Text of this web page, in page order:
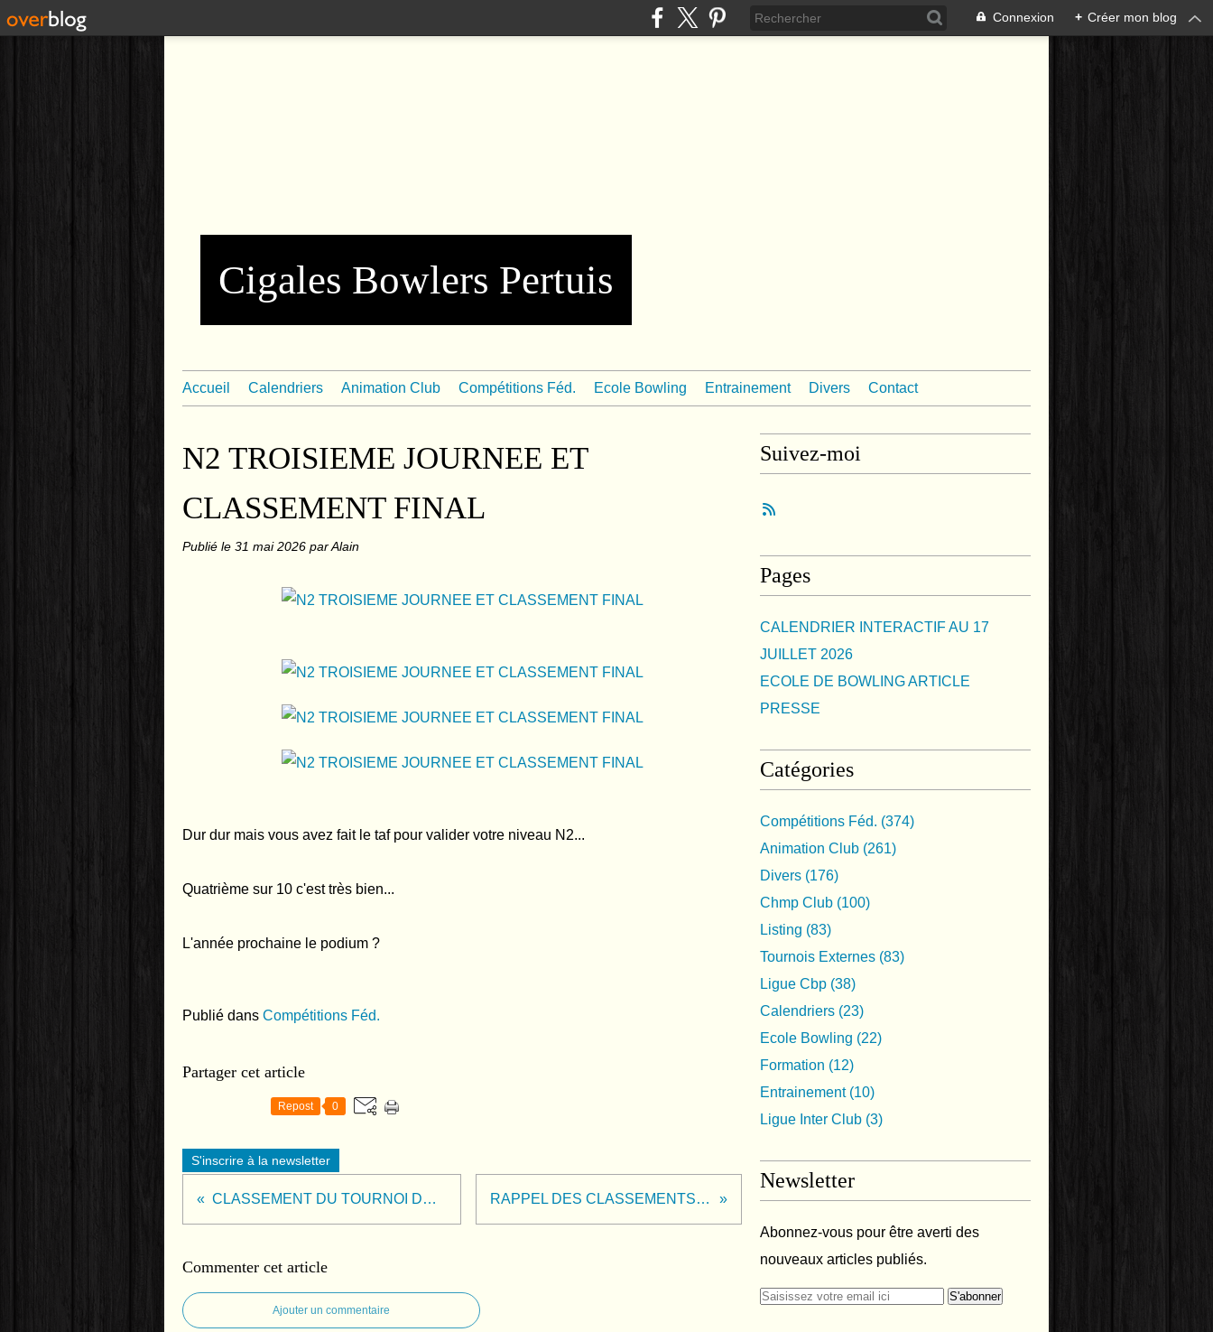
Connexion + Créer mon blog
Cigales Bowlers Pertuis
Accueil Calendriers Animation Club Compétitions Féd. Ecole Bowling Entrainement Divers Contact
N2 TROISIEME JOURNEE ET
CLASSEMENT FINAL
Publié le 31 mai 2026 par Alain
Dur dur mais vous avez fait le taf pour valider votre niveau N2...
Quatrième sur 10 c'est très bien...
L'année prochaine le podium ?
Publié dans Compétitions Féd.
Partager cet article
Repost 0
S'inscrire à la newsletter
CLASSEMENT DU TOURNOI DU DIMANCHE 24 MAI RAPPEL DES CLASSEMENTS CDC REGIONAUX
Commenter cet article
Ajouter un commentaire
Suivez-moi
Pages
CALENDRIER INTERACTIF AU 17
JUILLET 2026
ECOLE DE BOWLING ARTICLE
PRESSE
Catégories
Compétitions Féd. (374)
Animation Club (261)
Divers (176)
Chmp Club (100)
Listing (83)
Tournois Externes (83)
Ligue Cbp (38)
Calendriers (23)
Ecole Bowling (22)
Formation (12)
Entrainement(10)
Ligue Inter Club (3)
Newsletter
Abonnez-vous pour être averti des
nouveaux articles publiés.